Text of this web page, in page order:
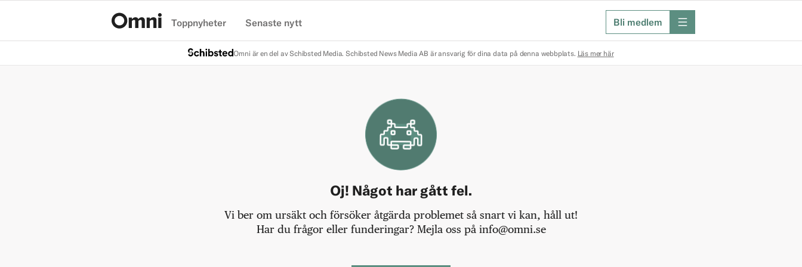
Toppnyheter Senaste nytt Bli medlem meny
Omni är en del av Schibsted Media. Schibsted News Media AB är ansvarig för dina data på denna webbplats. Läs mer här
Oj! Något har gått fel.
Vi ber om ursäkt och försöker åtgärda problemet så snart vi kan, håll ut!
Har du frågor eller funderingar? Mejla oss på info@omni.se